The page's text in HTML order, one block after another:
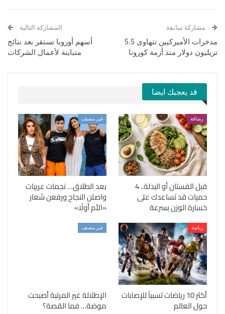
مشاركة سابقة
مدخرات الأميركيين تتهاوى 5.5
تريليون دولار منذ أزمة كورونا
المشاركة التالية
أسهم أوروبا تستقر بعد نتائج
متباينة لأعمال الشركات
قد يعجبك ايضا
رشاقة
قبل الفستان أو البدلة.. 4
حميات قد تساعدك على
خسارة الوزن بسرعة
غير مصنف
بعد الطلاق… نجمات عربيات
واصلن النجاح ورفعن شعار
«الأم أولًا»
رياضة
أكثر 10 رياضات تسبباً للإصابات
حول العالم
غير مصنف
الإطلالة غير المرتبة أصبحت
موضة… فما القصة؟